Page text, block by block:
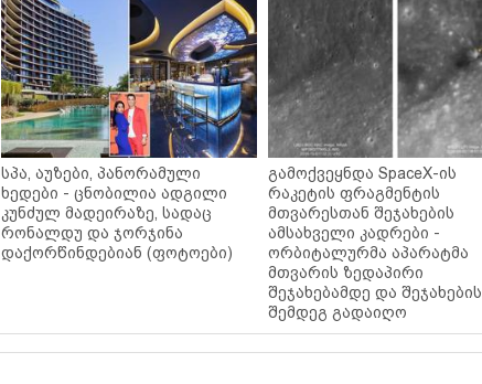
სპა, აუზები, პანორამული
ხედები - ცნობილია ადგილი
კუნძულ მადეირაზე, სადაც
რონალდუ და ჯორჯინა
დაქორწინდებიან (ფოტოები)
გამოქვეყნდა SpaceX-ის
რაკეტის ფრაგმენტის
მთვარესთან შეჯახების
ამსახველი კადრები -
ორბიტალურმა აპარატმა
მთვარის ზედაპირი
შეჯახებამდე და შეჯახების
შემდეგ გადაიღო